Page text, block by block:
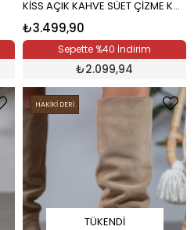
KİSS AÇIK KAHVE SÜET ÇİZME KAHVE
₺3.499,90
Sepette %40 İndirim
₺2.099,94
TÜKENDI
HAKİKİ DERİ